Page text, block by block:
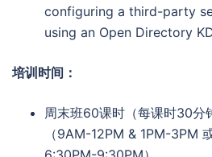
configuring a third-party
using an Open Directory
培训时间：
周末班60课时（每课时30分
（9AM-12PM & 1PM-3PM